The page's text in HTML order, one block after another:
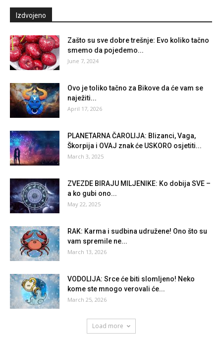
Izdvojeno
Zašto su sve dobre trešnje: Evo koliko tačno
smemo da pojedemo...
June 7, 2024
Ovo je toliko tačno za Bikove da će vam se
naježiti...
April 17, 2026
PLANETARNA ČAROLIJA: Blizanci, Vaga,
Škorpija i OVAJ znak će USKORO osjetiti...
March 3, 2025
ZVEZDE BIRAJU MILJENIKE: Ko dobija SVE –
a ko gubi ono...
May 22, 2025
RAK: Karma i sudbina udružene! Ono što su
vam spremile ne...
March 13, 2026
VODOLIJA: Srce će biti slomljeno! Neko
kome ste mnogo verovali će...
March 25, 2026
Load more